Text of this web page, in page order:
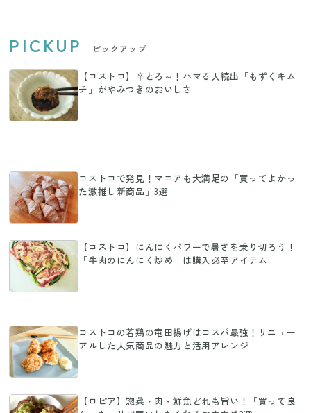
PICKUP ピックアップ
【コストコ】辛とろ～！ハマる人続出「もずくキム
チ」がやみつきのおいしさ
コストコで発見！マニアも大満足の「買ってよかっ
た激推し新商品」3選
【コストコ】にんにくパワーで暑さを乗り切ろう！
「牛肉のにんにく炒め」は購入必至アイテム
コストコの若鶏の竜田揚げはコスパ最強！リニュー
アルした人気商品の魅力と活用アレンジ
【ロピア】惣菜・肉・鮮魚どれも旨い！「買って良